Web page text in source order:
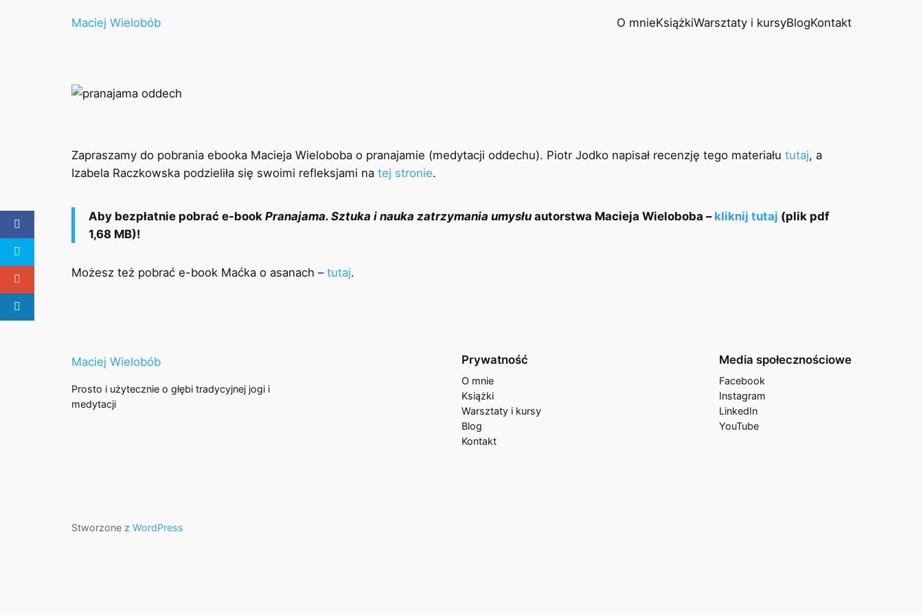
Maciej Wielobób O mnieKsiążkiWarsztaty i kursyBlogKontakt
Zapraszamy do pobrania ebooka Macieja Wieloboba o pranajamie (medytacji oddechu). Piotr Jodko napisał recenzję tego materiału tutaj, a
Izabela Raczkowska podzieliła się swoimi refleksjami na tej stronie.
Aby bezpłatnie pobrać e-book Pranajama. Sztuka i nauka zatrzymania umysłu autorstwa Macieja Wieloboba – kliknij tutaj (plik pdf
1,68 MB)!
Możesz też pobrać e-book Maćka o asanach – tutaj.
Maciej Wielobób
Prosto i użytecznie o głębi tradycyjnej jogi i
medytacji
Prywatność
O mnie
Książki
Warsztaty i kursy
Blog
Kontakt
Media społecznościowe
Facebook
Instagram
LinkedIn
YouTube
Stworzone z WordPress